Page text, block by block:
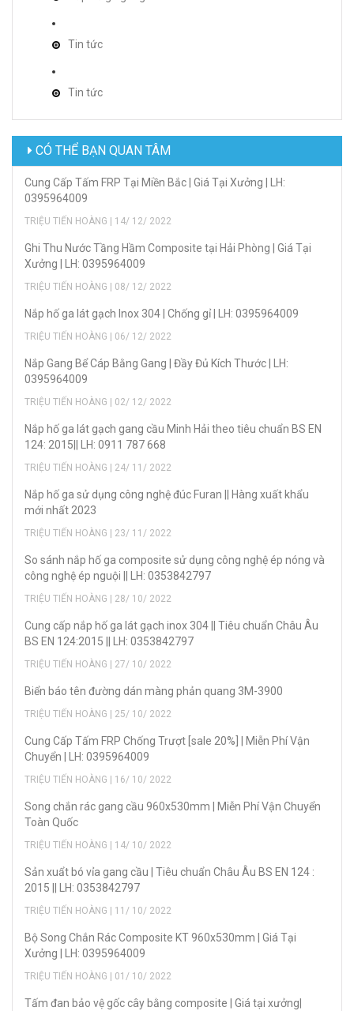
Tin tức
Tin tức
CÓ THỂ BẠN QUAN TÂM
Cung Cấp Tấm FRP Tại Miền Bắc | Giá Tại Xưởng | LH:
0395964009
TRIỆU TIẾN HOÀNG | 14/ 12/ 2022
Ghi Thu Nước Tầng Hầm Composite tại Hải Phòng | Giá Tại
Xưởng | LH: 0395964009
TRIỆU TIẾN HOÀNG | 08/ 12/ 2022
Nắp hố ga lát gạch Inox 304 | Chống gỉ | LH: 0395964009
TRIỆU TIẾN HOÀNG | 06/ 12/ 2022
Nắp Gang Bể Cáp Bằng Gang | Đầy Đủ Kích Thước | LH:
0395964009
TRIỆU TIẾN HOÀNG | 02/ 12/ 2022
Nắp hố ga lát gạch gang cầu Minh Hải theo tiêu chuẩn BS EN
124: 2015|| LH: 0911 787 668
TRIỆU TIẾN HOÀNG | 24/ 11/ 2022
Nắp hố ga sử dụng công nghệ đúc Furan || Hàng xuất khẩu
mới nhất 2023
TRIỆU TIẾN HOÀNG | 23/ 11/ 2022
So sánh nắp hố ga composite sử dụng công nghệ ép nóng và
công nghệ ép nguội || LH: 0353842797
TRIỆU TIẾN HOÀNG | 28/ 10/ 2022
Cung cấp nắp hố ga lát gạch inox 304 || Tiêu chuẩn Châu Âu
BS EN 124:2015 || LH: 0353842797
TRIỆU TIẾN HOÀNG | 27/ 10/ 2022
Biển báo tên đường dán màng phản quang 3M-3900
TRIỆU TIẾN HOÀNG | 25/ 10/ 2022
Cung Cấp Tấm FRP Chống Trượt [sale 20%] | Miễn Phí Vận
Chuyển | LH: 0395964009
TRIỆU TIẾN HOÀNG | 16/ 10/ 2022
Song chắn rác gang cầu 960x530mm | Miễn Phí Vận Chuyển
Toàn Quốc
TRIỆU TIẾN HOÀNG | 14/ 10/ 2022
Sản xuẩt bó vỉa gang cầu | Tiêu chuẩn Châu Âu BS EN 124 :
2015 || LH: 0353842797
TRIỆU TIẾN HOÀNG | 11/ 10/ 2022
Bộ Song Chắn Rác Composite KT 960x530mm | Giá Tại
Xưởng | LH: 0395964009
TRIỆU TIẾN HOÀNG | 01/ 10/ 2022
Tấm đan bảo vệ gốc cây bằng composite | Giá tại xưởng|